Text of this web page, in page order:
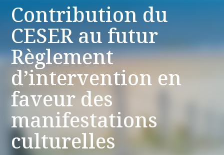
Contribution du
CESER au futur
Règlement
d’intervention en
faveur des
manifestations
culturelles